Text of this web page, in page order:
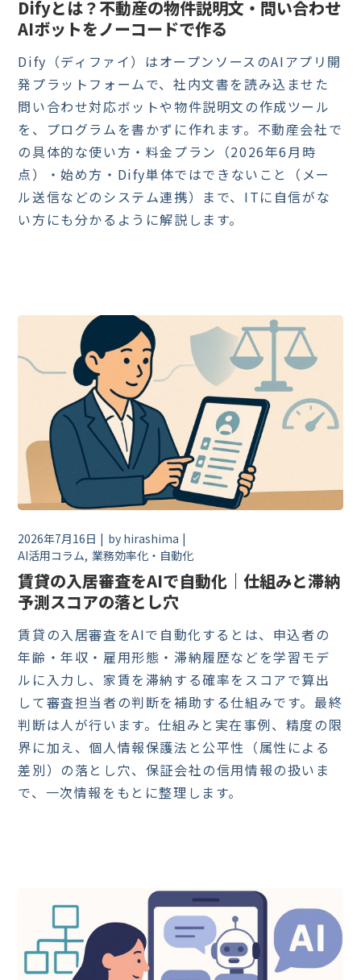
Difyとは？不動産の物件説明文・問い合わせ
AIボットをノーコードで作る
Dify（ディファイ）はオープンソースのAIアプリ開
発プラットフォームで、社内文書を読み込ませた
問い合わせ対応ボットや物件説明文の作成ツール
を、プログラムを書かずに作れます。不動産会社で
の具体的な使い方・料金プラン（2026年6月時
点）・始め方・Dify単体ではできないこと（メー
ル送信などのシステム連携）まで、ITに自信がな
い方にも分かるように解説します。
2026年7月16日 by hirashima
AI活用コラム 業務効率化・自動化
賃貸の入居審査をAIで自動化｜仕組みと滞納
予測スコアの落とし穴
賃貸の入居審査をAIで自動化するとは、申込者の
年齢・年収・雇用形態・滞納履歴などを学習モデ
ルに入力し、家賃を滞納する確率をスコアで算出
して審査担当者の判断を補助する仕組みです。最終
判断は人が行います。仕組みと実在事例、精度の限
界に加え、個人情報保護法と公平性（属性による
差別）の落とし穴、保証会社の信用情報の扱いま
で、一次情報をもとに整理します。